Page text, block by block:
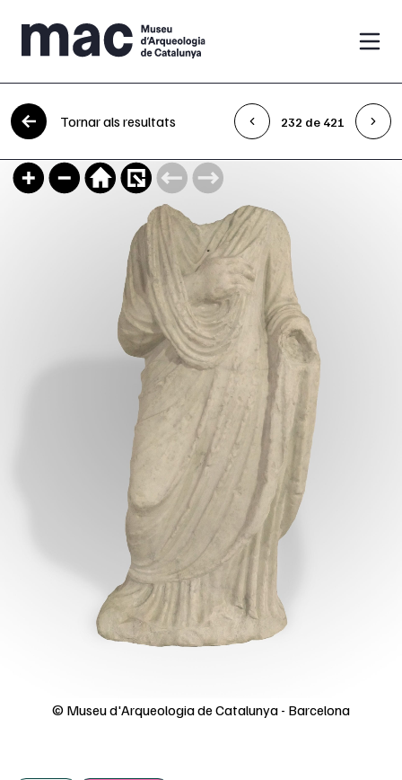
Vés al contingut
Tornar als resultats 232 de 421
© Museu d'Arqueologia de Catalunya - Barcelona